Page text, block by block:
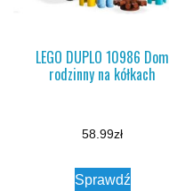
LEGO DUPLO 10986 Dom
rodzinny na kółkach
58.99zł
Sprawdź